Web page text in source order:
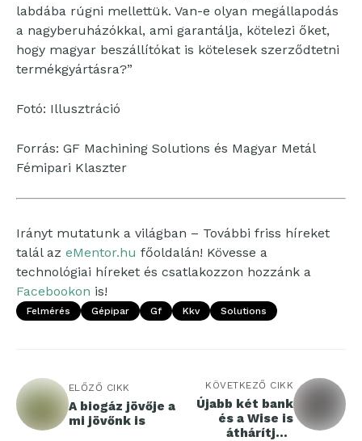
labdába rúgni mellettük. Van-e olyan megállapodás
a nagyberuházókkal, ami garantálja, kötelezi őket,
hogy magyar beszállítókat is kötelesek szerződtetni
termékgyártásra?”
Fotó: Illusztráció
Forrás: GF Machining Solutions és Magyar Metál
Fémipari Klaszter
Irányt mutatunk a világban – További friss híreket
talál az eMentor.hu főoldalán! Kövesse a
technológiai híreket és csatlakozzon hozzánk a
Facebookon is!
Felmérés Gépipar Gf Kkv Solutions
ELŐZŐ CIKK
A biogáz jövője a
mi jövőnk is
KÖVETKEZŐ CIKK
Újabb két bank
és a Wise is
áthárítja a